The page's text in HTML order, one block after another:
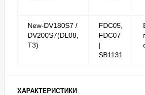
New-DV180S7 /
DV200S7(DL08,
T3)
FDC05,
FDC07
|
SB1131
ХАРАКТЕРИСТИКИ